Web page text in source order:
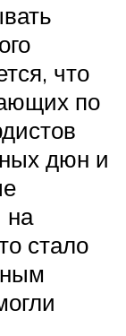
что
по
дюн и
на
стало